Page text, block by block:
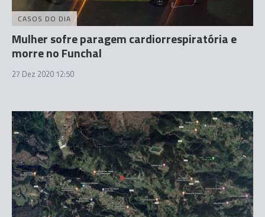
CASOS DO DIA
Mulher sofre paragem cardiorrespiratória e
morre no Funchal
27 Dez 2020 12:50